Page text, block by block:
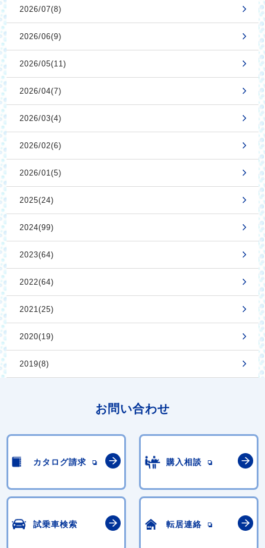
2026/07(8)
2026/06(9)
2026/05(11)
2026/04(7)
2026/03(4)
2026/02(6)
2026/01(5)
2025(24)
2024(99)
2023(64)
2022(64)
2021(25)
2020(19)
2019(8)
お問い合わせ
カタログ請求 購入相談
試乗車検索 転居連絡